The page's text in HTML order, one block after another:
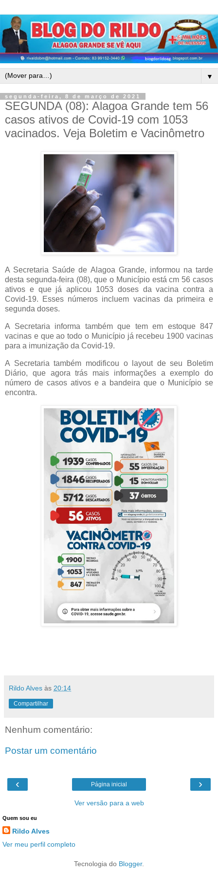
▼
segunda-feira, 8 de março de 2021
SEGUNDA (08): Alagoa Grande tem 56
casos ativos de Covid-19 com 1053
vacinados. Veja Boletim e Vacinômetro
A Secretaria Saúde de Alagoa Grande, informou na tarde
desta segunda-feira (08), que o Município está cm 56 casos
ativos e que já aplicou 1053 doses da vacina contra a
Covid-19. Esses números incluem vacinas da primeira e
segunda doses.
A Secretaria informa também que tem em estoque 847
vacinas e que ao todo o Município já recebeu 1900 vacinas
para a imunização da Covid-19.
A Secretaria também modificou o layout de seu Boletim
Diário, que agora trás mais informações a exemplo do
número de casos ativos e a bandeira que o Município se
encontra.
Rildo Alves às 20:14
Compartilhar
Nenhum comentário:
Postar um comentário
‹ ›
Página inicial
Ver versão para a web
Quem sou eu
Rildo Alves
Ver meu perfil completo
Tecnologia do Blogger.